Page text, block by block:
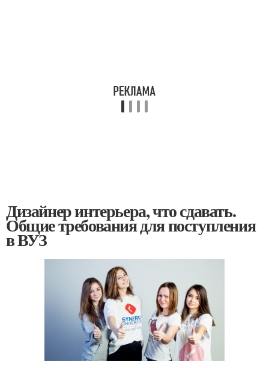
Дизайнер интерьера, что сдавать.
Общие требования для поступления
в ВУЗ